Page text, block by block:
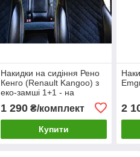
Накидки на сидіння Рено
Кенго (Renault Kangoo) з
еко-замші 1+1 - на
1 290₴/комплект
Купити
2